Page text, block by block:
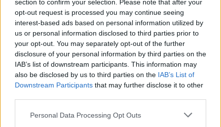
section to confirm your selection. Please note that after your
opt-out request is processed you may continue seeing
interest-based ads based on personal information utilized by
us or personal information disclosed to third parties prior to
your opt-out. You may separately opt-out of the further
disclosure of your personal information by third parties on the
IAB’s list of downstream participants. This information may
also be disclosed by us to third parties on the IAB’s List of
Downstream Participants that may further disclose it to other
Please note that this website/app uses one or more Google
Personal Data Processing Opt Outs
συμπληρώσουν 11 χρόνια κοινής πορείας
μέχρι το 2027.
«Η Μάντσεστερ Σίτι σημαίνει τόσα πολλά
για μένα. Αυτή είναι η ένατη σεζόν μου εδώ.
Έχουμε βιώσει τόσες εκπληκτικές στιγμές
μαζί. Έχω ένα πραγματικά ξεχωριστό
συναίσθημα για αυτό τον ποδοσφαιρικό
σύλλογο. Για αυτό το λόγο είμαι τόσο
χαρούμενος που θα μείνω για άλλες δύο